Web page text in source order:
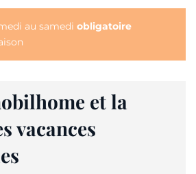
au samedi obligatoire
et la
vacances